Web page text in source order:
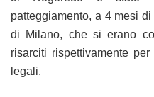
patteggiamento, a 4 mesi
di Milano, che si erano
risarciti rispettivamente
legali.